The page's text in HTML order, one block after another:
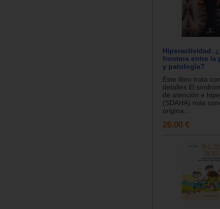
Hiperactividad.
frontera entre la
y patología?
Este libro trata
detalles El
de atención e
(SDAHA) más
origina...
26.00 €